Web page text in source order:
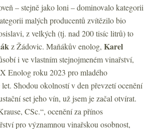
– stejně jako loni – dominovalo kategorii
malých producentů zvítězilo bio
z velkých (tj. nad 200 tisíc litrů) to
z Žádovic. Maňákův enolog, Karel
i ve vlastním stejnojmeném vinařství,
Enolog roku 2023 pro mladého
Shodou okolností v den převzetí ocenění
set jeho vín, už jsem je začal otvírat.
CSc.“, ocenění za přínos
pro významnou vinařskou osobnost,